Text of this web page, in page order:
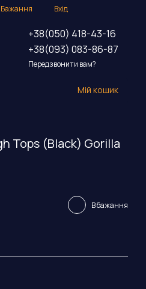
Бажання Вхід
+38(050) 418-43-16
+38(093) 083-86-87
Передзвонити вам?
Мій кошик
Tops (Black) Gorilla
В бажання